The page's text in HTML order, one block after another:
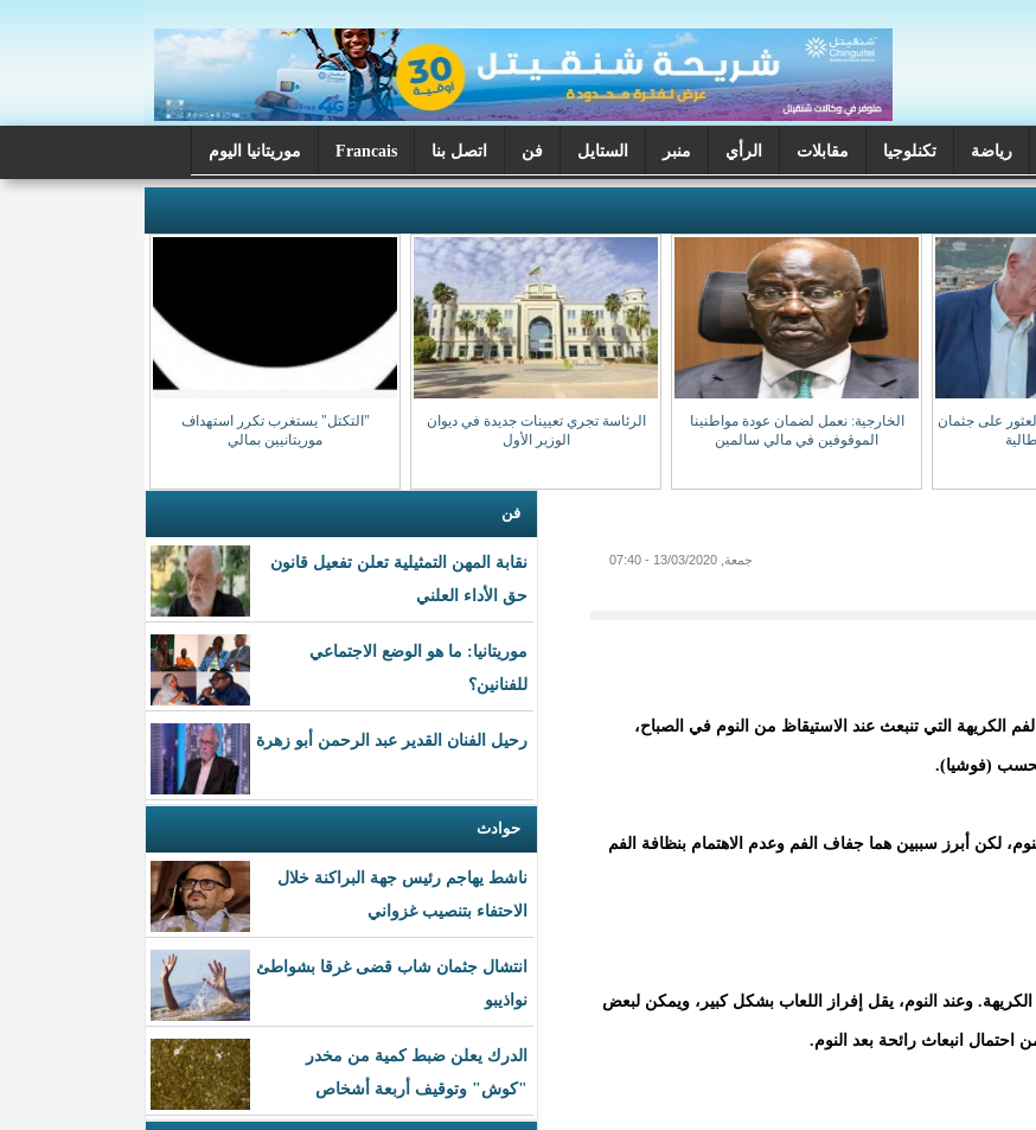
رياضة تكنلوجيا مقابلات الرأي منبر الستايل فن اتصل بنا Francais موريتانيا اليوم
العثور على جثمان
الخارجية: نعمل لضمان عودة مواطنينا
الموقوفين في مالي سالمين
الرئاسة تجري تعيينات جديدة في ديوان
الوزير الأول
"التكتل" يستغرب تكرر استهداف
موريتانيين بمالي
فن
نقابة المهن التمثيلية تعلن تفعيل قانون
حق الأداء العلني
موريتانيا: ما هو الوضع الاجتماعي
للفنانين؟
رحيل الفنان القدير عبد الرحمن أبو زهرة
حوادث
ناشط يهاجم رئيس جهة البراكنة خلال
الاحتفاء بتنصيب غزواني
انتشال جثمان شاب قضى غرقا بشواطئ
نواذيبو
الدرك يعلن ضبط كمية من مخدر
"كوش" وتوقيف أربعة أشخاص
جمعة, 13/03/2020 - 07:40
الكريهة التي تنبعث عند الاستيقاظ من النوم في الصباح،
(فوشيا).
لكن أبرز سببين هما جفاف الفم وعدم الاهتمام بنظافة الفم
وعند النوم، يقل إفراز اللعاب بشكل كبير، ويمكن لبعض
احتمال انبعاث رائحة بعد النوم.